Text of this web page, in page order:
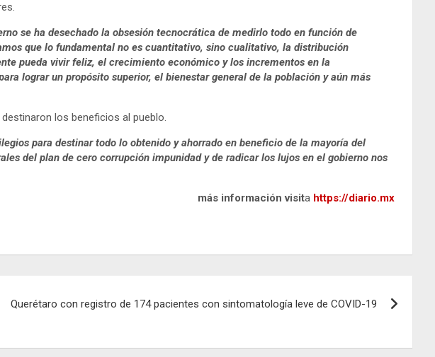
se ha desechado la obsesión tecnocrática de medirlo todo en función de
que lo fundamental no es cuantitativo, sino cualitativo, la distribución
pueda vivir feliz, el crecimiento económico y los incrementos en la
lograr un propósito superior, el bienestar general de la población y aún más
los beneficios al pueblo.
para destinar todo lo obtenido y ahorrado en beneficio de la mayoría del
del plan de cero corrupción impunidad y de radicar los lujos en el gobierno nos
más información visita https://diario.mx
Querétaro con registro de 174 pacientes con sintomatología leve de COVID-19